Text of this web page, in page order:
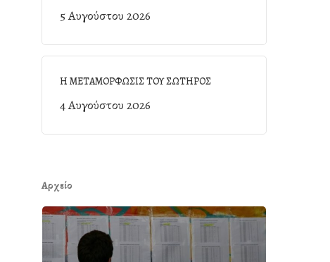
5 Αυγούστου 2026
Η ΜΕΤΑΜΟΡΦΩΣΙΣ ΤΟΥ ΣΩΤΗΡΟΣ
4 Αυγούστου 2026
Αρχείο